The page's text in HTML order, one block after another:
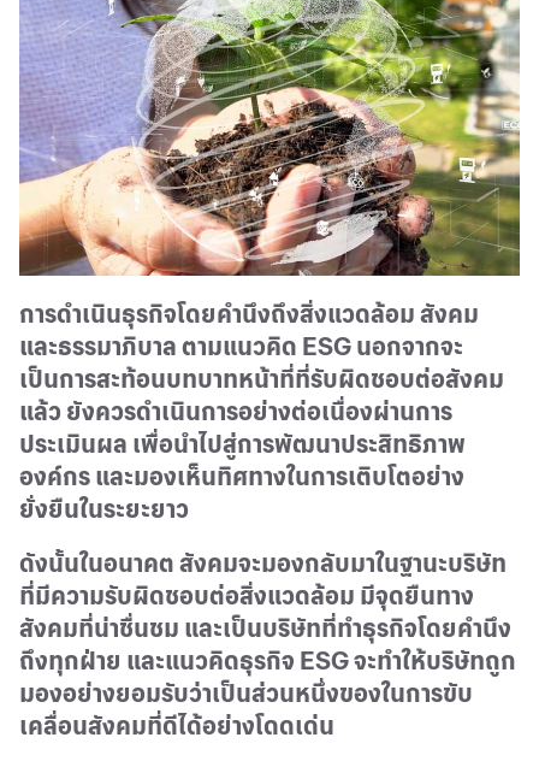
การดำเนินธุรกิจโดยคำนึงถึงสิ่งแวดล้อม สังคม
และธรรมาภิบาล ตามแนวคิด ESG นอกจากจะ
เป็นการสะท้อนบทบาทหน้าที่ที่รับผิดชอบต่อสังคม
แล้ว ยังควรดำเนินการอย่างต่อเนื่องผ่านการ
ประเมินผล เพื่อนำไปสู่การพัฒนาประสิทธิภาพ
องค์กร และมองเห็นทิศทางในการเติบโตอย่าง
ยั่งยืนในระยะยาว
ดังนั้นในอนาคต สังคมจะมองกลับมาในฐานะบริษัท
ที่มีความรับผิดชอบต่อสิ่งแวดล้อม มีจุดยืนทาง
สังคมที่น่าชื่นชม และเป็นบริษัทที่ทำธุรกิจโดยคำนึง
ถึงทุกฝ่าย และแนวคิดธุรกิจ ESGจะทำให้บริษัทถูก
มองอย่างยอมรับว่าเป็นส่วนหนึ่งของในการขับ
เคลื่อนสังคมที่ดีได้อย่างโดดเด่น